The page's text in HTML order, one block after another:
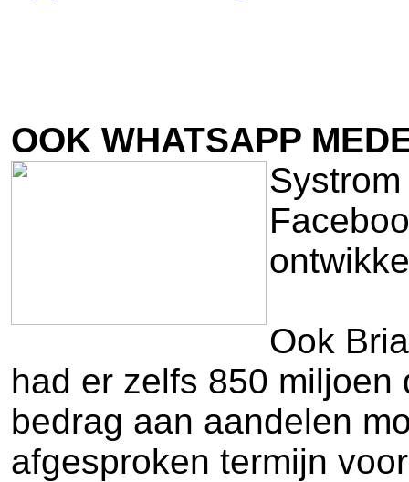
OOK WHATSAPP
Ook
had er zelfs 850
bedrag aan aandelen
afgesproken termijn